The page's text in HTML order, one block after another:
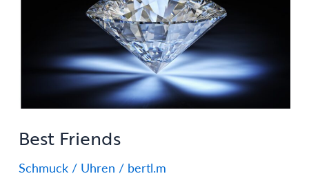
Best Friends
Schmuck / Uhren / bertl.m